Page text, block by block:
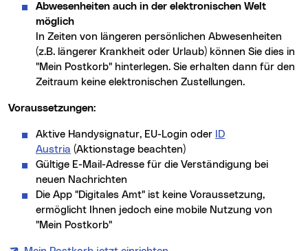
Abwesenheiten auch in der elektronischen Welt
möglich
In Zeiten von längeren persönlichen Abwesenheiten
(z.B. längerer Krankheit oder Urlaub) können Sie dies in
"Mein Postkorb" hinterlegen. Sie erhalten dann für den
Zeitraum keine elektronischen Zustellungen.
Voraussetzungen:
Aktive Handysignatur, EU-Login oder
ID
Austria (Aktionstage beachten)
Gültige E-Mail-Adresse für die Verständigung bei
neuen Nachrichten
Die App "Digitales Amt" ist keine Voraussetzung,
ermöglicht Ihnen jedoch eine mobile Nutzung von
"Mein Postkorb"